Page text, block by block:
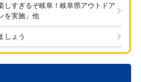
しすぎるぞ岐阜！岐阜県アウトドア
を実施」他
しょう